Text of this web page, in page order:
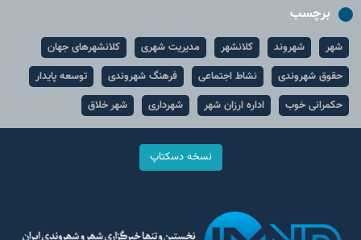
برچسب
شهر شهروند کلانشهر مدیریت شهری
کلانشهرهای جهان
حقوق شهروندی
نشاط اجتماعی فرهنگ شهروندی
توسعه پایدار
حکمرانی خوب
اداره ارزان شهر شهرداری شهر خلاق
نسخه دسکتاپ